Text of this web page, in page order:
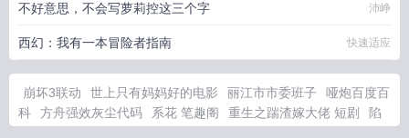
不好意思，不会写萝莉控这三个字 沛峥
西幻：我有一本冒险者指南 快速适应
崩坏3联动 世上只有妈妈好的电影 丽江市市委班子
哑炮百度百
科
方舟强效灰尘代码 系花 笔趣阁 重生之踹渣嫁大佬 短剧
陷